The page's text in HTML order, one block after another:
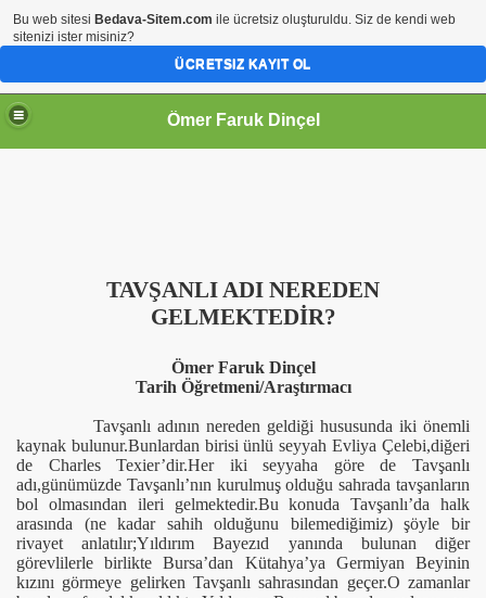
Ömer Faruk Dinçel
TAVŞANLI ADI NEREDEN
GELMEKTEDİR?
Ömer Faruk Dinçel
Tarih Öğretmeni/Araştırmacı
Tavşanlı adının nereden geldiği hususunda iki önemli
kaynak bulunur.Bunlardan birisi ünlü seyyah Evliya Çelebi,diğeri
de Charles Texier’dir.Her iki seyyaha göre de Tavşanlı
adı,günümüzde Tavşanlı’nın kurulmuş olduğu sahrada tavşanların
bol olmasından ileri gelmektedir.Bu konuda Tavşanlı’da halk
arasında (ne kadar sahih olduğunu bilemediğimiz) şöyle bir
rivayet anlatılır;Yıldırım Bayezıd yanında bulunan diğer
görevlilerle birlikte Bursa’dan Kütahya’ya Germiyan Beyinin
kızını görmeye gelirken Tavşanlı sahrasından geçer.O zamanlar
Bu web sitesi Bedava-Sitem.com ile ücretsiz oluşturuldu. Siz de kendi web
sitenizi ister misiniz?
ÜCRETSIZ KAYIT OL